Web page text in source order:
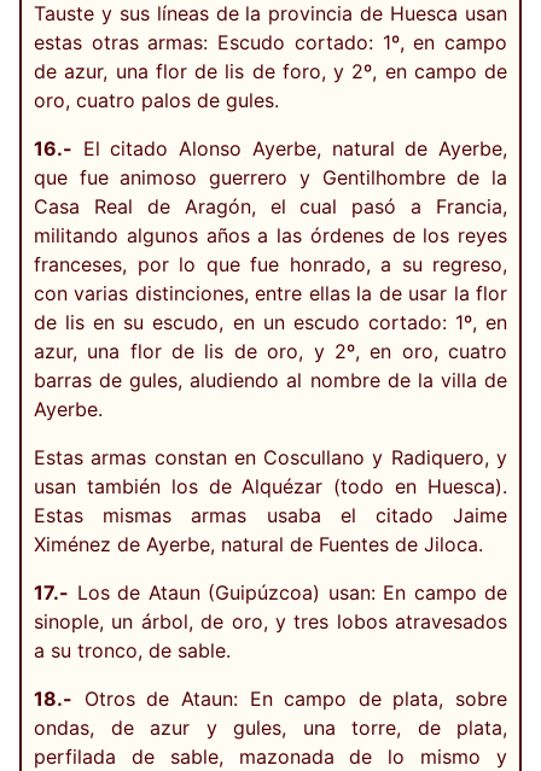
Tauste y sus líneas de la provincia de Huesca usan
estas otras armas: Escudo cortado: 1º, en campo
de azur, una flor de lis de foro, y 2º, en campo de
oro, cuatro palos de gules.
16.- El citado Alonso Ayerbe, natural de Ayerbe,
que fue animoso guerrero y Gentilhombre de la
Casa Real de Aragón, el cual pasó a Francia,
militando algunos años a las órdenes de los reyes
franceses, por lo que fue honrado, a su regreso,
con varias distinciones, entre ellas la de usar la flor
de lis en su escudo, en un escudo cortado: 1º, en
azur, una flor de lis de oro, y 2º, en oro, cuatro
barras de gules, aludiendo al nombre de la villa de
Ayerbe.
Estas armas constan en Coscullano y Radiquero, y
usan también los de Alquézar (todo en Huesca).
Estas mismas armas usaba el citado Jaime
Ximénez de Ayerbe, natural de Fuentes de Jiloca.
17.- Los de Ataun (Guipúzcoa) usan: En campo de
sinople, un árbol, de oro, y tres lobos atravesados
a su tronco, de sable.
18.- Otros de Ataun: En campo de plata, sobre
ondas, de azur y gules, una torre, de plata,
perfilada de sable, mazonada de lo mismo y